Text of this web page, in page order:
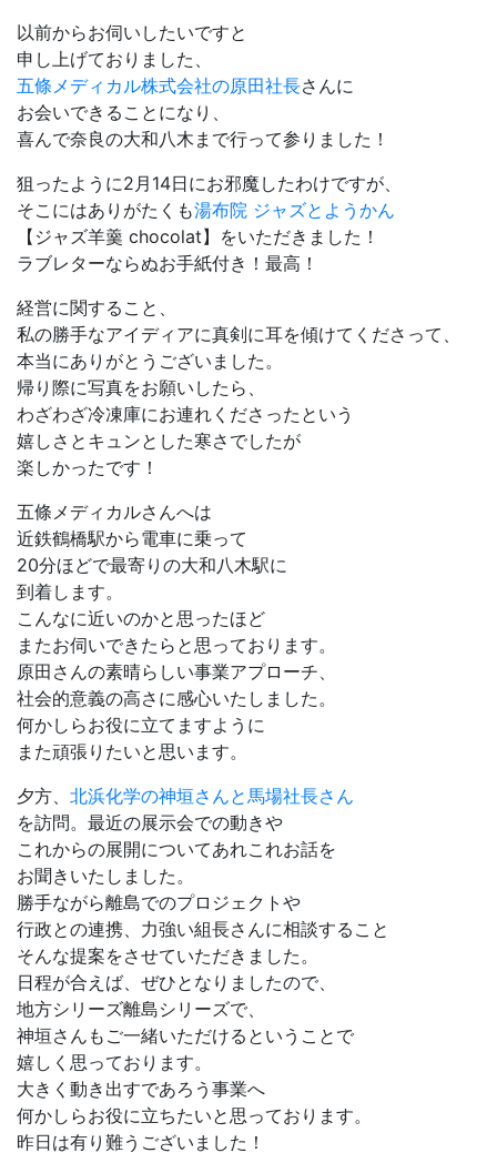
以前からお伺いしたいですと
申し上げておりました、
五條メディカル株式会社の原田社長さんに
お会いできることになり、
喜んで奈良の大和八木まで行って参りました！
狙ったように2 月 14日にお邪魔したわけですが、
そこにはありがたくも湯布院 ジャズとようかん
【ジャズ羊羹 chocolat】をいただきました！
ラブレターならぬお手紙付き！最高！
経営に関すること、
私の勝手なアイディアに真剣に耳を傾けてくださって、
本当にありがとうございました。
帰り際に写真をお願いしたら、
わざわざ冷凍庫にお連れくださったという
嬉しさとキュンとした寒さでしたが
楽しかったです！
五條メディカルさんへは
近鉄鶴橋駅から電車に乗って
20分ほどで最寄りの大和八木駅に
到着します。
こんなに近いのかと思ったほど
またお伺いできたらと思っております。
原田さんの素晴らしい事業アプローチ、
社会的意義の高さに感心いたしました。
何かしらお役に立てますように
また頑張りたいと思います。
夕方、 北浜化学の神垣さんと馬場社長さん
を訪問。最近の展示会での動きや
これからの展開についてあれこれお話を
お聞きいたしました。
勝手ながら離島でのプロジェクトや
行政との連携、力強い組長さんに相談すること
そんな提案をさせていただきました。
日程が合えば、ぜひとなりましたので、
地方シリーズ離島シリーズで、
神垣さんもご一緒いただけるということで
嬉しく思っております。
大きく動き出すであろう事業へ
何かしらお役に立ちたいと思っております。
昨日は有り難うございました！